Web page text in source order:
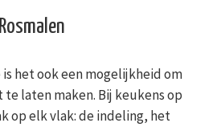
het ook een mogelijkheid om
laten maken. Bij keukens op
op elk vlak: de indeling, het